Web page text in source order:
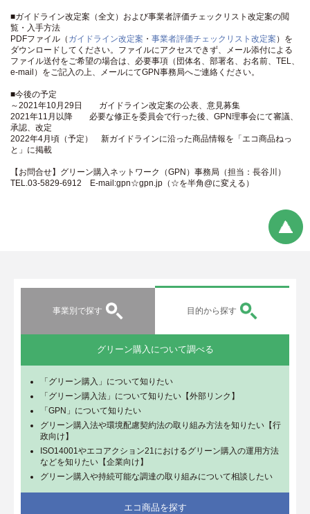
■ガイドライン改定案（全文）および事業者評価チェックリスト改定案の閲
覧・入手方法
PDFファイル（ ガイドライン改定案 ・ 事業者評価チェックリスト改定案 ）を
ダウンロードしてください。ファイルにアクセスできず、メール添付による
ファイル送付をご希望の場合は、必要事項（団体名、部署名、お名前、TEL、
e-mail）をご記入の上、メールにてGPN事務局へご連絡ください。
■今後の予定
～2021年10月29日 ガイドライン改定案の公表、意見募集
2021年11月以降 必要な修正を委員会で行った後、GPN理事会にて審議、
承認、改定
2022年4月頃（予定） 新ガイドラインに沿った商品情報を「エコ商品ねっ
と」に掲載
【お問合せ】グリーン購入ネットワーク（GPN）事務局（担当：長谷川）
TEL.03-5829-6912 E-mail:gpn☆gpn.jp（☆を半角@に変える）
事業別で探す 目的から探す
グリーン購入について調べる
「グリーン購入」について知りたい
「グリーン購入法」について知りたい【外部リンク】
「GPN」について知りたい
グリーン購入法や環境配慮契約法の取り組み方法を知りたい【行
政向け】
ISO14001やエコアクション21におけるグリーン購入の運用方法
などを知りたい【企業向け】
グリーン購入や持続可能な調達の取り組みについて相談したい
エコ商品を探す